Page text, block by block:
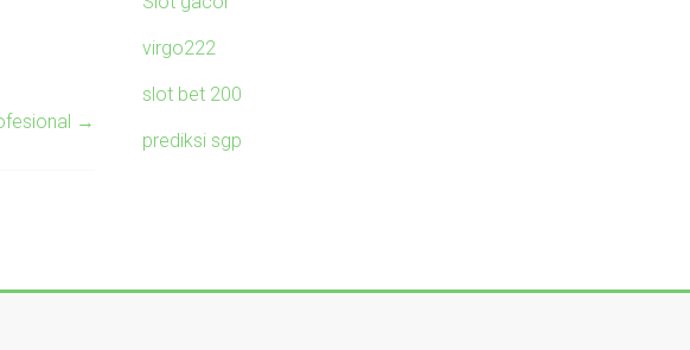
→
virgo222
slot bet 200
prediksi sgp